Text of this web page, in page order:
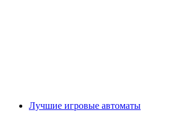
Лучшие игровые автоматы